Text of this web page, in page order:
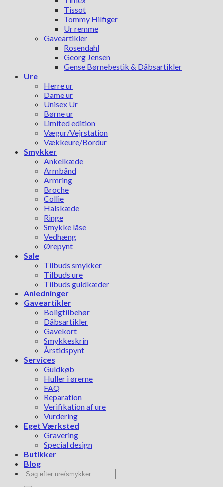
Tissot
Tommy Hilfiger
Ur remme
Gaveartikler
Rosendahl
Georg Jensen
Gense Børnebestik & Dåbsartikler
Ure
Herre ur
Dame ur
Unisex Ur
Børne ur
Limited edition
Vægur/Vejrstation
Vækkeure/Bordur
Smykker
Ankelkæde
Armbånd
Armring
Broche
Collie
Halskæde
Ringe
Smykke låse
Vedhæng
Ørepynt
Sale
Tilbuds smykker
Tilbuds ure
Tilbuds guldkæder
Anledninger
Gaveartikler
Boligtilbehør
Dåbsartikler
Gavekort
Smykkeskrin
Årstidspynt
Services
Guldkøb
Huller i ørerne
FAQ
Reparation
Verifikation af ure
Vurdering
Eget Værksted
Gravering
Special design
Butikker
Blog
Søg
efter: